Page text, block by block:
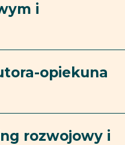
i
opiekuna
rozwojowy i